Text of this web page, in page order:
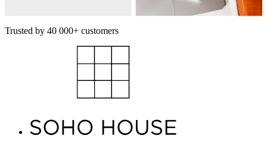
Trusted by 40 000+ customers